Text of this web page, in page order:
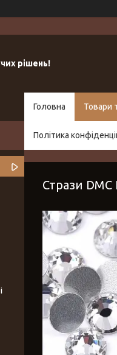
рішень!
Головна Товари
Політика
Стрази